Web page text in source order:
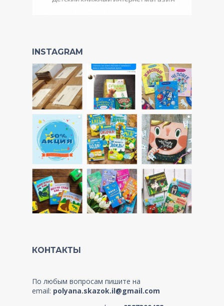
INSTAGRAM
КОНТАКТЫ
По любым вопросам пишите на
email: polyana.skazok.il@gmail.com